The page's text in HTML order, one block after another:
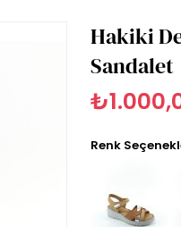
Hakiki
Sandalet
Renk